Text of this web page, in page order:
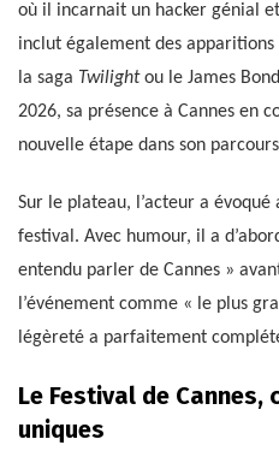
où il incarnait un hacker génial
inclut également des
la saga Twilightou le James Bond
2026, sa présence à Cannes en
nouvelle étape dans son
Sur le plateau, l’acteur a
festival. Avec humour, il a
entendu parler de Cannes »
l’événement comme « le plus
légèreté a parfaitement
Le Festival de Cannes,
uniques